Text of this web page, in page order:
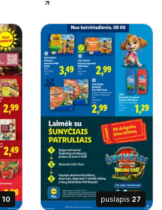
10 puslapis 27